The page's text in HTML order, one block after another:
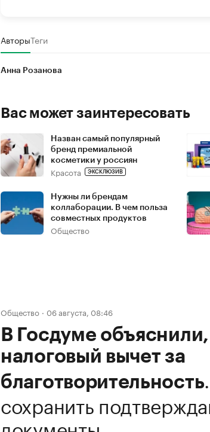
АвторыТеги
Анна Розанова
Вас может заинтересовать
Назван самый популярный
бренд премиальной
косметики у россиян
Красота ЭКСКЛЮЗИВ
Нужны ли брендам
коллаборации. В чем польза
совместных продуктов
Общество
Общество 06 августа, 08:46
В Госдуме
налоговый вычет за
благотворительность.
сохранить